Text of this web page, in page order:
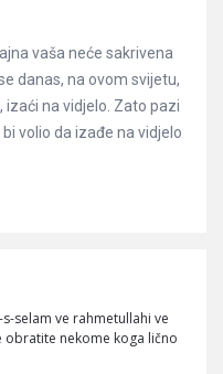
vaša neće sakrivena
danas, na ovom svijetu,
izaći na vidjelo. Zato pazi
volio da izađe na vidjelo
selam ve rahmetullahi ve
obratite nekome koga lično